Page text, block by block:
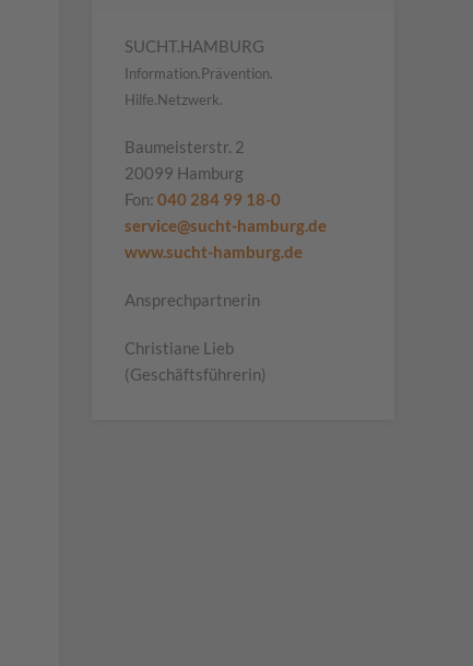
SUCHT.HAMBURG
Information.Prävention.
Hilfe.Netzwerk.
Baumeisterstr. 2
20099 Hamburg
Fon: 040 284 99 18-0
service@sucht-hamburg.de
www.sucht-hamburg.de
Ansprechpartnerin
Christiane Lieb
(Geschäftsführerin)